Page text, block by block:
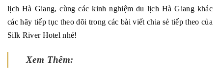
lịch Hà Giang, cùng các kinh nghiệm du lịch Hà Giang khác
các hãy tiếp tục theo dõi trong các bài viết chia sẻ tiếp theo của
Silk River Hotel nhé!
Xem Thêm: